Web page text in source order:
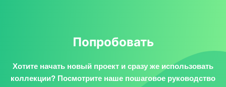
Попробовать
Хотите начать новый проект и сразу же использовать
коллекции? Посмотрите наше пошаговое руководство